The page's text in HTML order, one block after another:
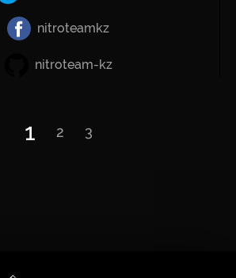
nitroteamkz
nitroteam-kz
1 2 3